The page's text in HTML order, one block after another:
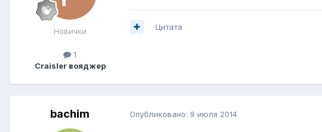
Новички
1
Craisler вояджер
Цитата
bachim Опубликовано: 9 июля 2014